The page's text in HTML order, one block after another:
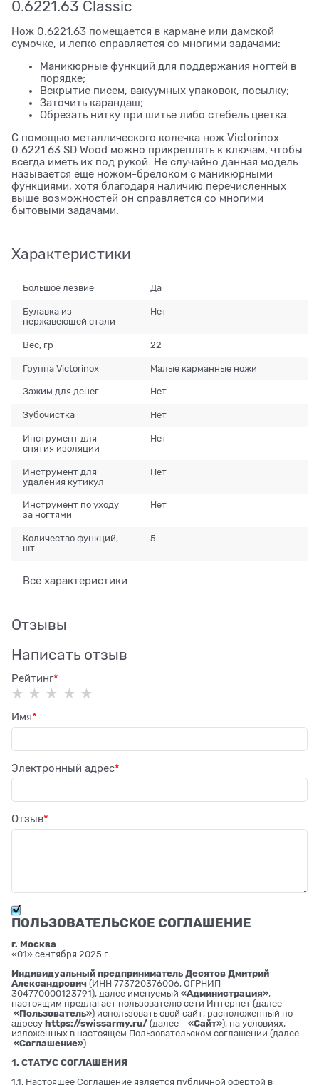
0.6221.63 Classic
Нож 0.6221.63 помещается в кармане или дамской
сумочке, и легко справляется со многими задачами:
Маникюрные функций для поддержания ногтей в
порядке;
Вскрытие писем, вакуумных упаковок, посылку;
Заточить карандаш;
Обрезать нитку при шитье либо стебель цветка.
С помощью металлического колечка нож Victorinox
0.6221.63 SD Wood можно прикреплять к ключам, чтобы
всегда иметь их под рукой. Не случайно данная модель
называется еще ножом-брелоком с маникюрными
функциями, хотя благодаря наличию перечисленных
выше возможностей он справляется со многими
бытовыми задачами.
Характеристики
Большое лезвие Да
Булавка из
нержавеющей стали
Нет
Вес, гр 22
Группа Victorinox Малые карманные ножи
Зажим для денег Нет
Зубочистка Нет
Инструмент для
снятия изоляции
Нет
Инструмент для
удаления кутикул
Нет
Инструмент по уходу
за ногтями
Нет
Количество функций,
шт
5
Все характеристики
Отзывы
Написать отзыв
Рейтинг
Имя
Электронный адрес
Отзыв
ПОЛЬЗОВАТЕЛЬСКОЕ СОГЛАШЕНИЕ
г. Москва
«01» сентября 2025 г.
Индивидуальный предприниматель Десятов Дмитрий
Александрович (ИНН 773720376006, ОГРНИП
304770000123791), далее именуемый «Администрация»,
настоящим предлагает пользователю сети Интернет (далее –
«Пользователь») использовать свой сайт, расположенный по
адресу https://swissarmy.ru/ (далее – «Сайт»), на условиях,
изложенных в настоящем Пользовательском соглашении (далее –
«Соглашение»).
1. СТАТУС СОГЛАШЕНИЯ
1.1. Настоящее Соглашение является публичной офертой в